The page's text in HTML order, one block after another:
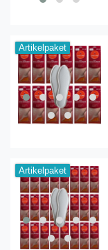
Artikelpaket
Artikelpaket